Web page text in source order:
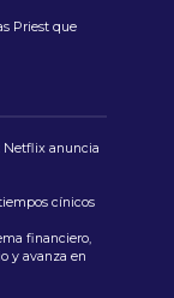
Priest que
Netflix anuncia
cínicos
financiero,
y avanza en